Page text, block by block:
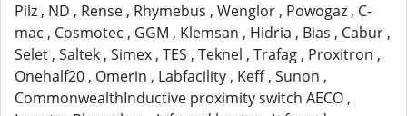
Pilz , ND , Rense , Rhymebus , Wenglor , Powogaz , C-
mac , Cosmotec , GGM , Klemsan , Hidria , Bias , Cabur ,
Selet , Saltek , Simex , TES , Teknel , Trafag , Proxitron ,
Onehalf20 , Omerin , Labfacility , Keff , Sunon ,
CommonwealthInductive proximity switch AECO ,